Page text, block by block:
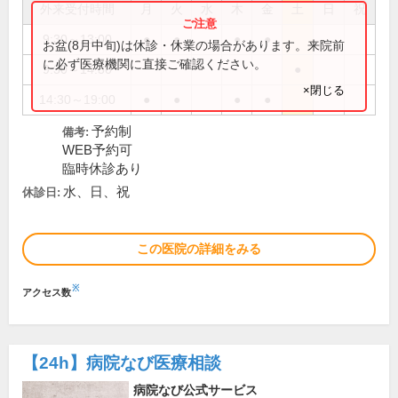
祝
9:30～13:00 ● ● ● ●
9:30～14:30
お盆(8月中旬)は休診・休業の場合があります。来院前
に必ず医療機関に直接ご確認ください。
×閉じる
備考: 予約制
WEB予約可
臨時休診あり
休診日: 水、日、祝
この医院の詳細をみる
アクセス数※
【24h】 病院なび医療相談
病院なび公式サービス